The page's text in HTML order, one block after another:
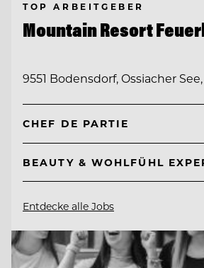
TOP ARBEITGEBER
Mountain Resort
9551 Bodensdorf, Ossiacher
CHEF DE PARTIE
BEAUTY & WOHLFÜHL
Entdecke alle Jobs